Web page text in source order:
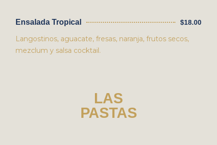
Ensalada Tropical $18.00
Langostinos, aguacate, fresas, naranja, frutos secos,
mezclum y salsa cocktail.
LAS
PASTAS